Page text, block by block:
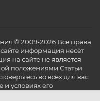
© 2009-2026 Все права
информация несёт
на сайте не является
положениями Статьи
во всех для вас
и условиях его